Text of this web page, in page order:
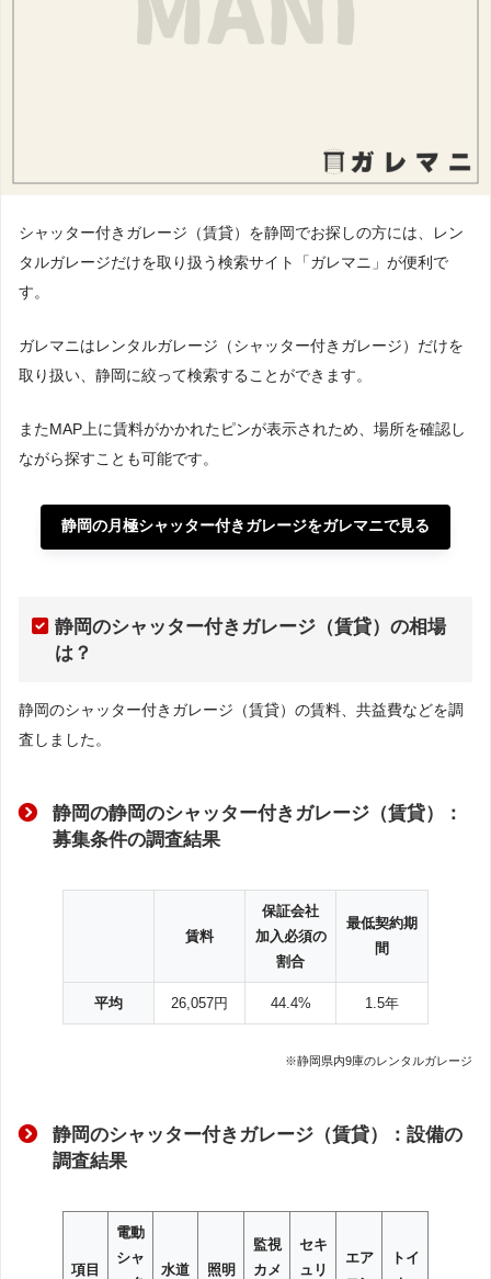
シャッター付きガレージ（賃貸）を静岡でお探しの方には、レン
タルガレージだけを取り扱う検索サイト「ガレマニ」が便利で
す。
ガレマニはレンタルガレージ（シャッター付きガレージ）だけを
取り扱い、静岡に絞って検索することができます。
またMAP上に賃料がかかれたピンが表示されため、場所を確認し
ながら探すことも可能です。
静岡の月極シャッター付きガレージをガレマニで見る
静岡のシャッター付きガレージ（賃貸）の相場
は？
静岡のシャッター付きガレージ（賃貸）の賃料、共益費などを調
査しました。
静岡の静岡のシャッター付きガレージ（賃貸）：
募集条件の調査結果
賃料
保証会社
加入必須の
割合
最低契約期
間
平均 26,057円 44.4% 1.5年
※静岡県内9庫のレンタルガレージ
静岡のシャッター付きガレージ（賃貸）：設備の
調査結果
項目
電動
シャ
水道 照明
監視
カメ
セキ
ュリ
エア
トイ